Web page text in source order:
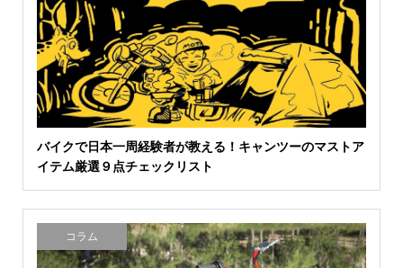
バイクで日本一周経験者が教える！キャンツーのマストア
イテム厳選９点チェックリスト
コラム